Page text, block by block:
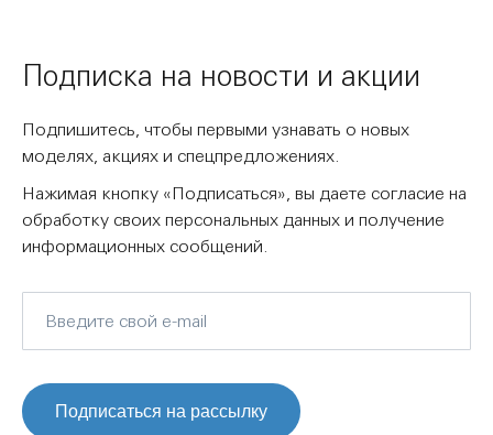
Подписка на новости и акции
Подпишитесь, чтобы первыми узнавать о новых
моделях, акциях и спецпредложениях.
Нажимая кнопку «Подписаться», вы даете согласие на
обработку своих персональных данных и получение
информационных сообщений.
Подписаться на рассылку